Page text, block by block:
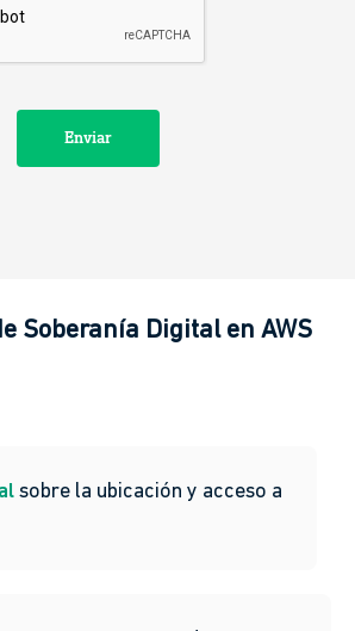
Soberanía Digital en AWS
sobre la ubicación y acceso a